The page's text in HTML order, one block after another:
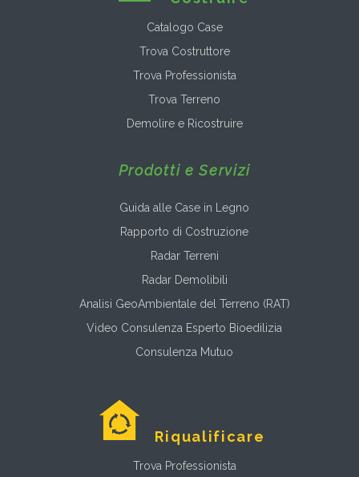
Catalogo Case
Trova Costruttore
Trova Professionista
Trova Terreno
Demolire e Ricostruire
Prodotti e Servizi
Guida alle Case in Legno
Rapporto di Costruzione
Radar Terreni
Radar Demolibili
Analisi GeoAmbientale del Terreno (RAT)
Video Consulenza Esperto Bioedilizia
Consulenza Mutuo
Riqualificare
Trova Professionista